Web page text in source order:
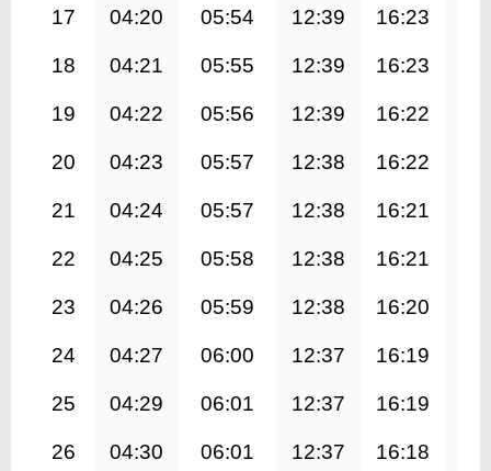
17 04:20 05:54 12:39 16:23
18 04:21 05:55 12:39 16:23
19 04:22 05:56 12:39 16:22
20 04:23 05:57 12:38 16:22
21 04:24 05:57 12:38 16:21
22 04:25 05:58 12:38 16:21
23 04:26 05:59 12:38 16:20
24 04:27 06:00 12:37 16:19
25 04:29 06:01 12:37 16:19
26 04:30 06:01 12:37 16:18